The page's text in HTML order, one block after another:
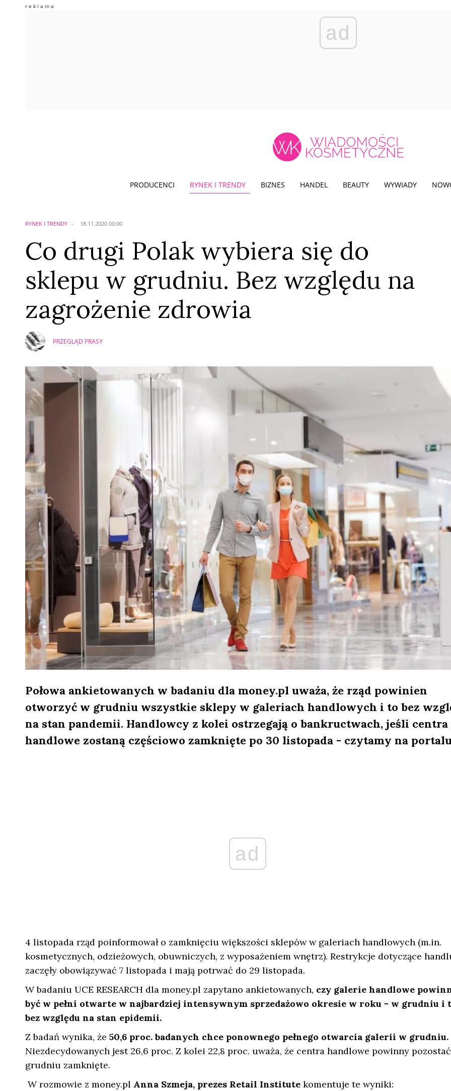
ad
PRODUCENCI RYNEK I TRENDY BIZNES HANDEL BEAUTY WYWIADY
RYNEK I TRENDY 18.11.2020 00:00
Co drugi Polak wybiera się do
sklepu w grudniu. Bez względu na
zagrożenie zdrowia
PRZEGLĄD PRASY
Połowa ankietowanych w badaniu dla money.pl uważa, że rząd powinien
otworzyć w grudniu wszystkie sklepy w galeriach handlowych i to bez
na stan pandemii. Handlowcy z kolei ostrzegają o bankructwach, jeśli centra
handlowe zostaną częściowo zamknięte po 30 listopada - czytamy na
ad
4 listopada rząd poinformował o zamknięciu większości sklepów w galeriach handlowych (m.in.
kosmetycznych, odzieżowych, obuwniczych, z wyposażeniem wnętrz). Restrykcje dotyczące
zaczęły obowiązywać 7 listopada i mają potrwać do 29 listopada.
W badaniu UCE RESEARCH dla money.pl zapytano ankietowanych, czy galerie handlowe
być w pełni otwarte w najbardziej intensywnym sprzedażowo okresie w roku - w grudniu i
bez względu na stan epidemii.
Z badań wynika, że 50,6 proc. badanych chce ponownego pełnego otwarcia galerii w grudniu.
Niezdecydowanych jest 26,6 proc. Z kolei 22,8 proc. uważa, że centra handlowe powinny
grudniu zamknięte.
W rozmowie z money.pl Anna Szmeja, prezes Retail Institutekomentuje te wyniki: